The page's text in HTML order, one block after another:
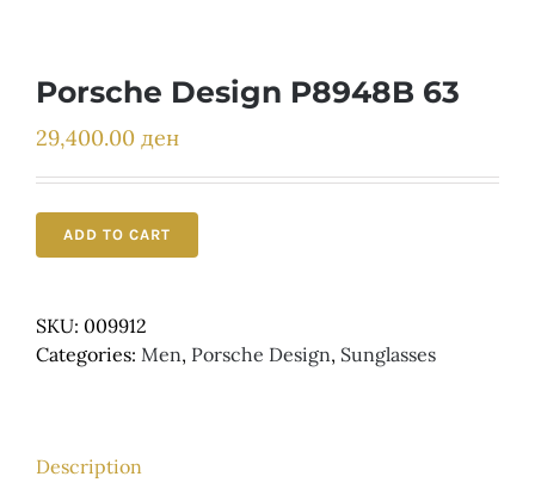
Porsche Design P8948B 63
29,400.00 ден
ADD TO CART
SKU: 009912
Categories: Men, Porsche Design, Sunglasses
Description